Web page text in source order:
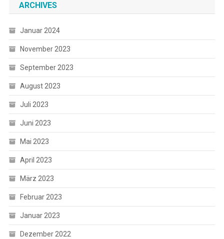
ARCHIVES
Januar 2024
November 2023
September 2023
August 2023
Juli 2023
Juni 2023
Mai 2023
April 2023
März 2023
Februar 2023
Januar 2023
Dezember 2022